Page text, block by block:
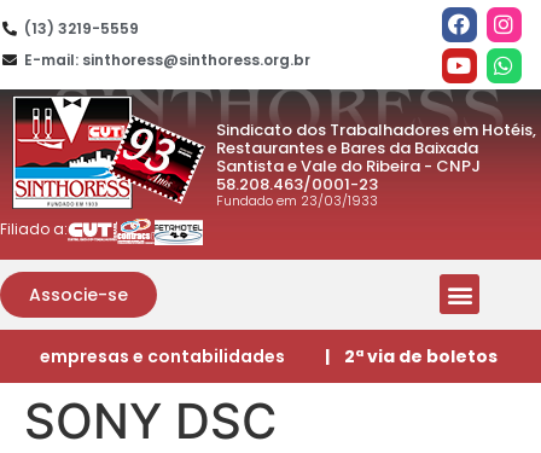
(13) 3219-5559
E-mail: sinthoress@sinthoress.org.br
Sindicato dos Trabalhadores em Hotéis,
Restaurantes e Bares da Baixada
Santista e Vale do Ribeira - CNPJ
58.208.463/0001-23
Fundado em 23/03/1933
Filiado a:
Associe-se
empresas e contabilidades | 2ª via de boletos
SONY DSC